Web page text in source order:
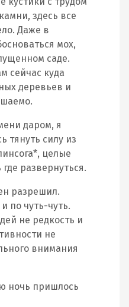
здесь все
Даже в
мох,
саде.
сейчас куда
деревьев и
даром, я
тянуть силу из
целые
развернуться.
разрешил.
по чуть-чуть.
не редкость и
не
внимания
ночь пришлось